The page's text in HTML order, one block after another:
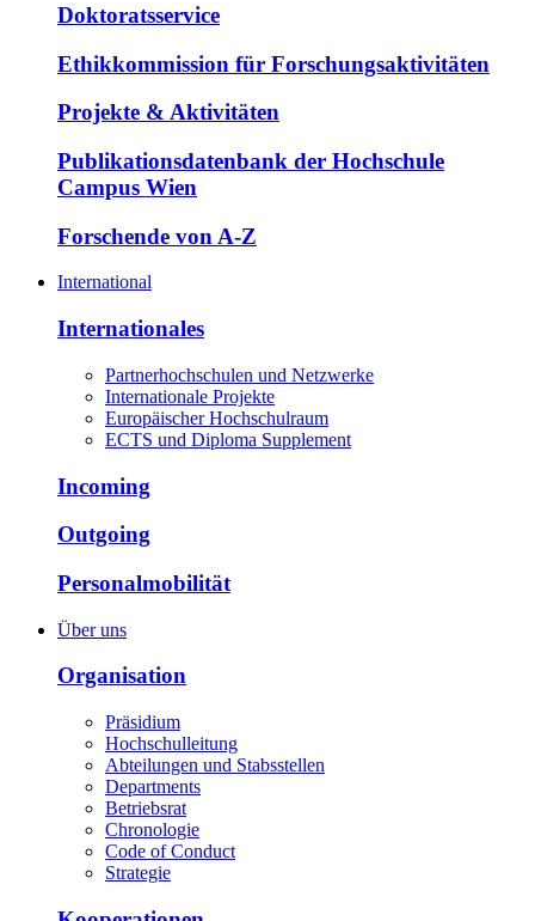
Doktoratsservice
Ethikkommission für Forschungsaktivitäten
Projekte & Aktivitäten
Publikationsdatenbank der Hochschule
Campus Wien
Forschende von A-Z
International
Internationales
Partnerhochschulen und Netzwerke
Internationale Projekte
Europäischer Hochschulraum
ECTS und Diploma Supplement
Incoming
Outgoing
Personalmobilität
Über uns
Organisation
Präsidium
Hochschulleitung
Abteilungen und Stabsstellen
Departments
Betriebsrat
Chronologie
Code of Conduct
Strategie